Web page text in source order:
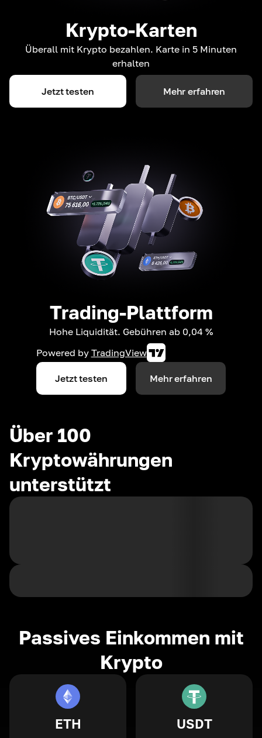
Krypto-Karten
Überall mit Krypto bezahlen. Karte in 5 Minuten
erhalten
Jetzt testen Mehr erfahren
Trading-Plattform
Hohe Liquidität. Gebühren ab 0,04 %
Powered by TradingView
Jetzt testen Mehr erfahren
Über 100
Kryptowährungen
unterstützt
Passives Einkommen mit
Krypto
ETH USDT